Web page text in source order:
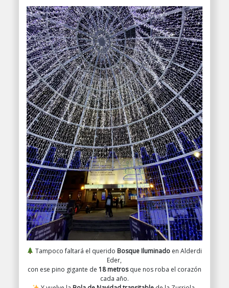
Tampoco faltará el querido Bosque Iluminado en Alderdi
Eder,
con ese pino gigante de 18 metrosque nos roba el corazón
cada año.